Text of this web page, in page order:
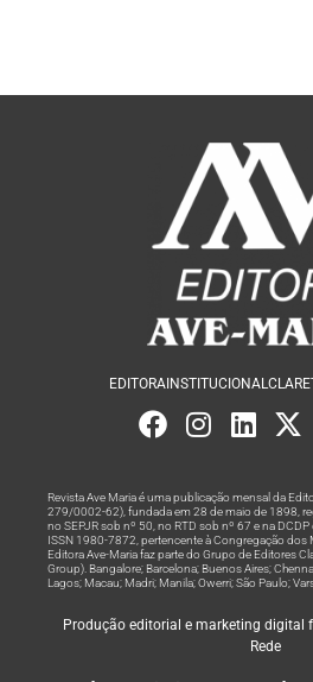
EDITORAINSTITUCIONAL
Revista Ave Maria é uma publicação mensal da
279/0002-62), fundada em 28 de maio de 1898,
no SEPJR sob nº 50, no RTD sob nº 67 e na DCDP
ISSN 1980-7872, pertencente à Congregação dos
Editora Ave-Maria faz parte do Grupo de Editores
Group). Bangalore; Barcelona; Buenos Aires;
Lagos; Macau; Madri; Manila; Owerri; São Paulo;
Produção editorial e marketing digital
Rede